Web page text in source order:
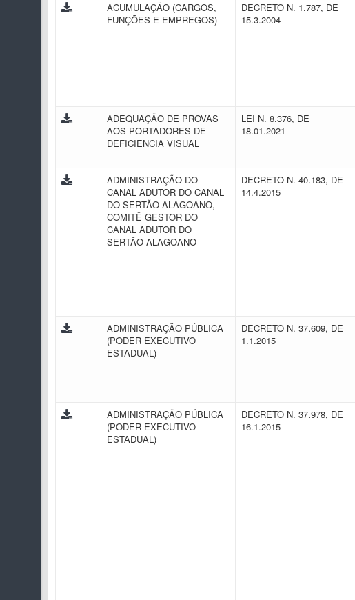
ACUMULAÇÃO (CARGOS,
FUNÇÕES E EMPREGOS)
DECRETO N. 1.787, DE
15.3.2004
ADEQUAÇÃO DE PROVAS
AOS PORTADORES DE
DEFICIÊNCIA VISUAL
LEI N. 8.376, DE
18.01.2021
ADMINISTRAÇÃO DO
CANAL ADUTOR DO CANAL
DO SERTÃO ALAGOANO,
COMITÊ GESTOR DO
CANAL ADUTOR DO
SERTÃO ALAGOANO
DECRETO N. 40.183, DE
14.4.2015
ADMINISTRAÇÃO PÚBLICA
(PODER EXECUTIVO
ESTADUAL)
DECRETO N. 37.609, DE
1.1.2015
ADMINISTRAÇÃO PÚBLICA
(PODER EXECUTIVO
ESTADUAL)
DECRETO N. 37.978, DE
16.1.2015